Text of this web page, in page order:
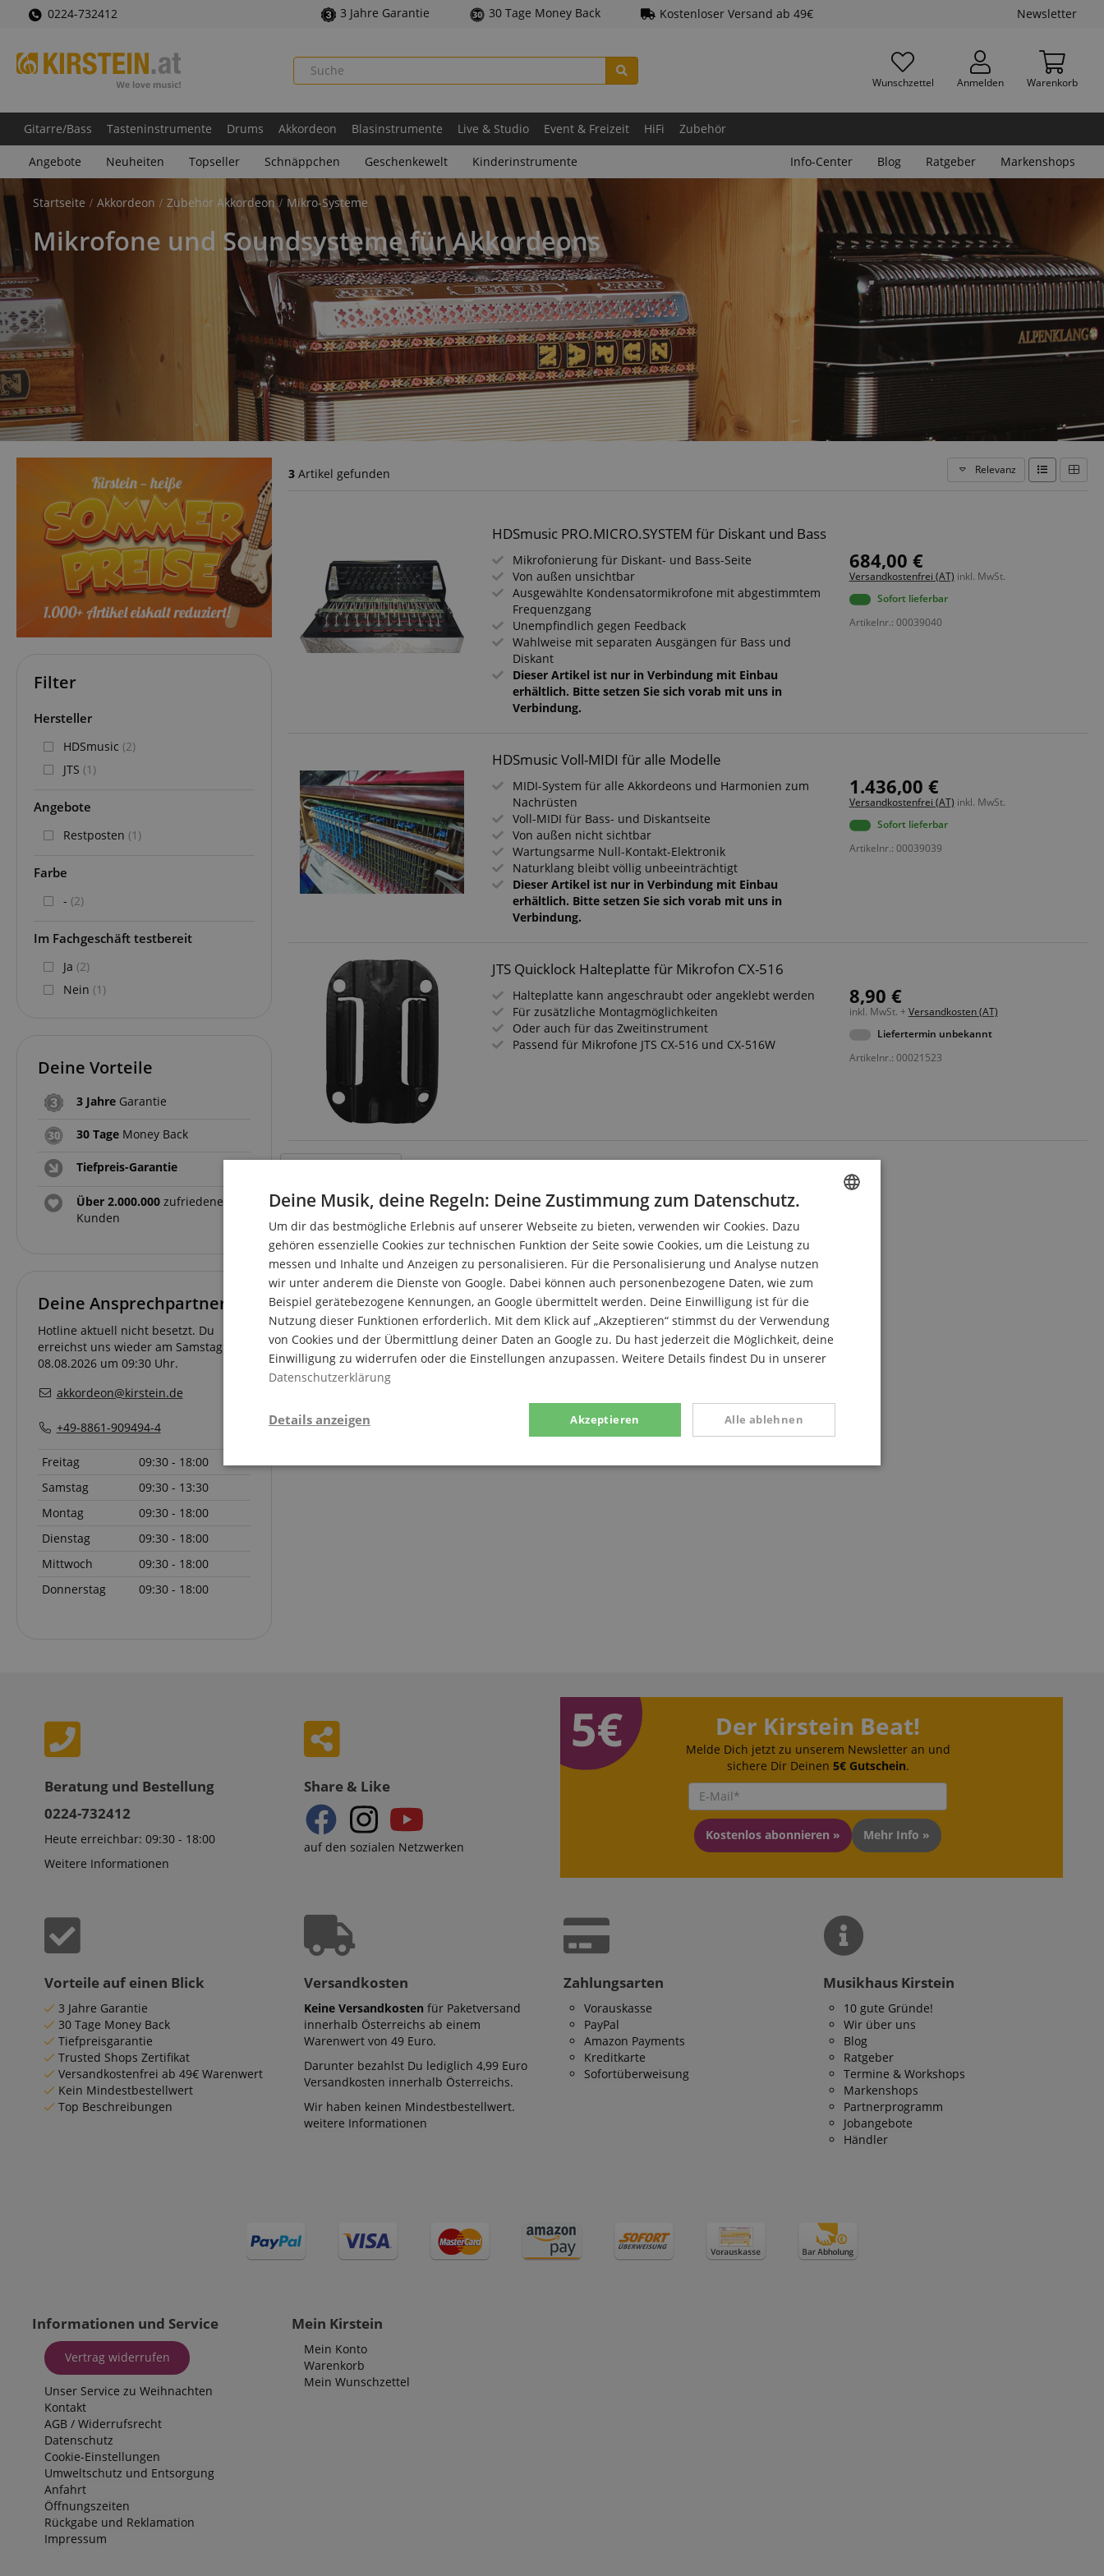
0224-732412 3 Jahre Garantie 30 Tage Money Back Kostenloser Versand ab 49€ Newsletter
Wunschzettel Anmelden Warenkorb
Gitarre/Bass Tasteninstrumente Drums Akkordeon Blasinstrumente Live & Studio Event & Freizeit HiFi Zubehör
Angebote Neuheiten Topseller Schnäppchen Geschenkewelt Kinderinstrumente Info-Center Blog Ratgeber Markenshops
Startseite Akkordeon Zubehör Akkordeon Mikro-Systeme
Mikrofone und Soundsysteme für Akkordeons
3 Artikel gefunden Relevanz
HDSmusic PRO.MICRO.SYSTEM für Diskant und Bass
Mikrofonierung für Diskant- und Bass-Seite
Von außen unsichtbar
Ausgewählte Kondensatormikrofone mit abgestimmtem
Frequenzgang
Unempfindlich gegen Feedback
Wahlweise mit separaten Ausgängen für Bass und
Diskant
Dieser Artikel ist nur in Verbindung mit Einbau
erhältlich. Bitte setzen Sie sich vorab mit uns in
Verbindung.
684,00 €
Versandkostenfrei (AT) inkl. MwSt.
Sofort lieferbar
Artikelnr.: 00039040
HDSmusic Voll-MIDI für alle Modelle
MIDI-System für alle Akkordeons und Harmonien zum
Nachrüsten
Voll-MIDI für Bass- und Diskantseite
Von außen nicht sichtbar
Wartungsarme Null-Kontakt-Elektronik
Naturklang bleibt völlig unbeeinträchtigt
Dieser Artikel ist nur in Verbindung mit Einbau
erhältlich. Bitte setzen Sie sich vorab mit uns in
Verbindung.
1.436,00 €
Versandkostenfrei (AT) inkl. MwSt.
Sofort lieferbar
Artikelnr.: 00039039
JTS Quicklock Halteplatte für Mikrofon CX-516
Halteplatte kann angeschraubt oder angeklebt werden
Für zusätzliche Montagmöglichkeiten
Oder auch für das Zweitinstrument
Passend für Mikrofone JTS CX-516 und CX-516W
8,90 €
inkl. MwSt. + Versandkosten (AT)
Liefertermin unbekannt
Artikelnr.: 00021523
Filter
Hersteller
HDSmusic (2)
JTS (1)
Angebote
Restposten (1)
Farbe
- (2)
Im Fachgeschäft testbereit
Ja (2)
Nein (1)
Deine Vorteile
3 Jahre Garantie
30 Tage Money Back
Tiefpreis-Garantie
Über 2.000.000 zufriedene
Kunden
Deine Ansprechpartner
Hotline aktuell nicht besetzt. Du
erreichst uns wieder am Samstag den
08.08.2026 um 09:30 Uhr.
akkordeon@kirstein.de
+49-8861-909494-4
Freitag
09:30 - 18:00
Samstag
09:30 - 13:30
Montag
09:30 - 18:00
Dienstag
09:30 - 18:00
Mittwoch
09:30 - 18:00
Donnerstag
09:30 - 18:00
Der Kirstein Beat!
Melde Dich jetzt zu unserem Newsletter an und
sichere Dir Deinen 5€ Gutschein.
Kostenlos abonnieren » Mehr Info »
Beratung und Bestellung
0224-732412
Heute erreichbar: 09:30 - 18:00
Weitere Informationen
Share & Like
auf den sozialen Netzwerken
Vorteile auf einen Blick
3 Jahre Garantie
30 Tage Money Back
Tiefpreisgarantie
Trusted Shops Zertifikat
Versandkostenfrei ab 49€ Warenwert
Kein Mindestbestellwert
Top Beschreibungen
Versandkosten
Keine Versandkosten für Paketversand
innerhalb Österreichs ab einem
Warenwert von 49 Euro.
Darunter bezahlst Du lediglich 4,99 Euro
Versandkosten innerhalb Österreichs.
Wir haben keinen Mindestbestellwert.
weitere Informationen
Zahlungsarten
Vorauskasse
PayPal
Amazon Payments
Kreditkarte
Sofortüberweisung
Musikhaus Kirstein
10 gute Gründe!
Wir über uns
Blog
Ratgeber
Termine & Workshops
Markenshops
Partnerprogramm
Jobangebote
Händler
Informationen und Service
Vertrag widerrufen
Unser Service zu Weihnachten
Kontakt
AGB / Widerrufsrecht
Datenschutz
Cookie-Einstellungen
Umweltschutz und Entsorgung
Anfahrt
Öffnungszeiten
Rückgabe und Reklamation
Impressum
Mein Kirstein
Mein Konto
Warenkorb
Mein Wunschzettel
DUTCH
ITALIAN
SPANISH
Deine Musik, deine Regeln: Deine Zustimmung zum Datenschutz.
Um dir das bestmögliche Erlebnis auf unserer Webseite zu bieten, verwenden wir Cookies. Dazu
gehören essenzielle Cookies zur technischen Funktion der Seite sowie Cookies, um die Leistung zu
messen und Inhalte und Anzeigen zu personalisieren. Für die Personalisierung und Analyse nutzen
wir unter anderem die Dienste von Google. Dabei können auch personenbezogene Daten, wie zum
Beispiel gerätebezogene Kennungen, an Google übermittelt werden. Deine Einwilligung ist für die
Nutzung dieser Funktionen erforderlich. Mit dem Klick auf „Akzeptieren“ stimmst du der Verwendung
von Cookies und der Übermittlung deiner Daten an Google zu. Du hast jederzeit die Möglichkeit, deine
Einwilligung zu widerrufen oder die Einstellungen anzupassen. Weitere Details findest Du in unserer
Datenschutzerklärung
Akzeptieren Alle ablehnen
Details anzeigen
Statistik Marketing Funktional
zoovu-
Enables remembering the state of zoovu assistant for a given end user (what
answers were clicked, on which page he was the last time, etc.).